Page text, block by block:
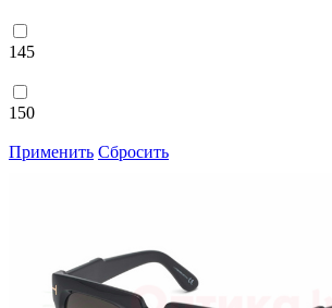
145
150
Применить Сбросить